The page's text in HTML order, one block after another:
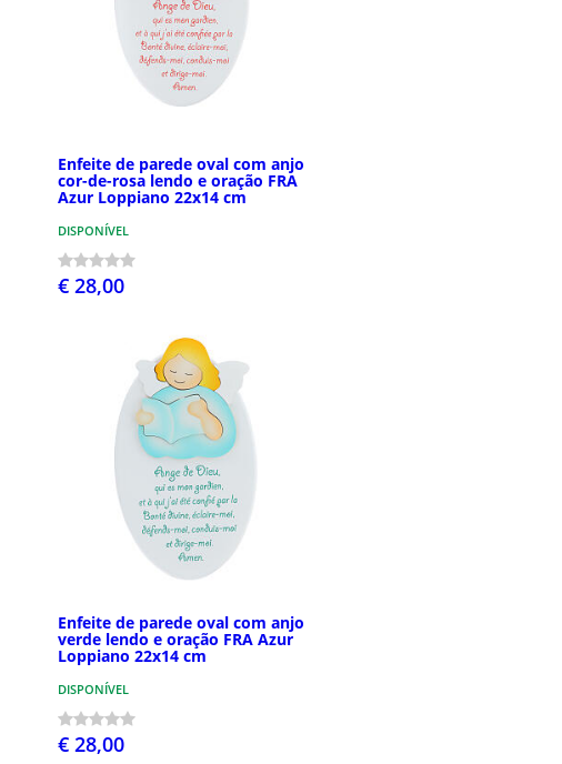
Enfeite de parede oval com anjo
cor-de-rosa lendo e oração FRA
Azur Loppiano 22x14 cm
DISPONÍVEL
€ 28,00
Enfeite de parede oval com anjo
verde lendo e oração FRA Azur
Loppiano 22x14 cm
DISPONÍVEL
€ 28,00